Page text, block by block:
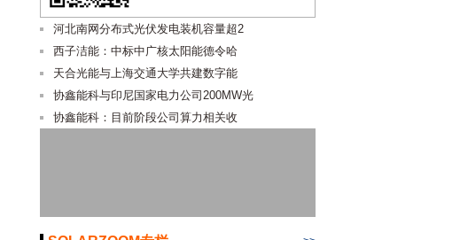
河北南网分布式光伏发电装机容量超2
西子洁能：中标中广核太阳能德令哈
天合光能与上海交通大学共建数字能
协鑫能科与印尼国家电力公司200MW光
协鑫能科：目前阶段公司算力相关收